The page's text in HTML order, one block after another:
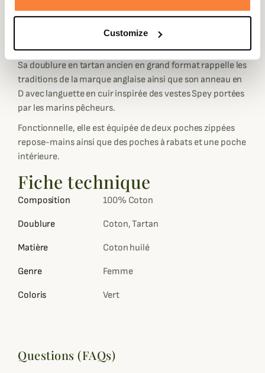
Customize
protection optimal contre le vent. Pour un style toujours
plus assumé, la veste possède une fente sur l'arrière à
Sa doublure en tartan ancien en grand format rappelle les
traditions de la marque anglaise ainsi que son anneau en
D avec languette en cuir inspirée des vestes Spey portées
par les marins pêcheurs.
Fonctionnelle, elle est équipée de deux poches zippées
repose-mains ainsi que des poches à rabats et une poche
intérieure.
Fiche technique
Composition 100% Coton
Doublure Coton, Tartan
Matière Coton huilé
Genre Femme
Coloris Vert
Questions (FAQs)